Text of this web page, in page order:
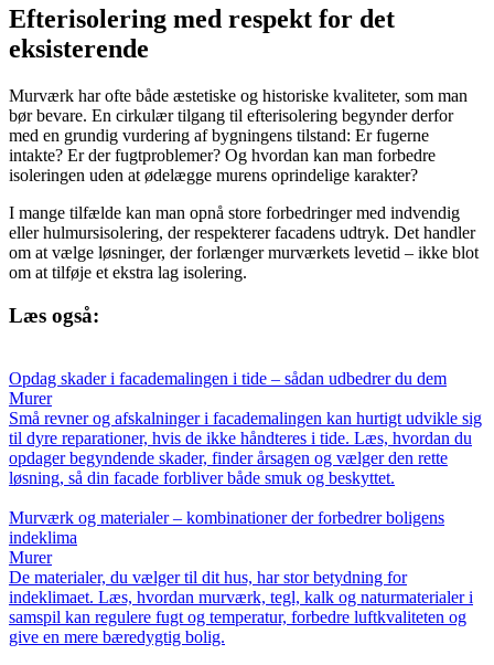
Efterisolering med respekt for det
eksisterende
Murværk har ofte både æstetiske og historiske kvaliteter, som man
bør bevare. En cirkulær tilgang til efterisolering begynder derfor
med en grundig vurdering af bygningens tilstand: Er fugerne
intakte? Er der fugtproblemer? Og hvordan kan man forbedre
isoleringen uden at ødelægge murens oprindelige karakter?
I mange tilfælde kan man opnå store forbedringer med indvendig
eller hulmursisolering, der respekterer facadens udtryk. Det handler
om at vælge løsninger, der forlænger murværkets levetid – ikke blot
om at tilføje et ekstra lag isolering.
Læs også:
Opdag skader i facademalingen i tide – sådan udbedrer du dem
Murer
Små revner og afskalninger i facademalingen kan hurtigt udvikle sig
til dyre reparationer, hvis de ikke håndteres i tide. Læs, hvordan du
opdager begyndende skader, finder årsagen og vælger den rette
løsning, så din facade forbliver både smuk og beskyttet.
Murværk og materialer – kombinationer der forbedrer boligens
indeklima
Murer
De materialer, du vælger til dit hus, har stor betydning for
indeklimaet. Læs, hvordan murværk, tegl, kalk og naturmaterialer i
samspil kan regulere fugt og temperatur, forbedre luftkvaliteten og
give en mere bæredygtig bolig.